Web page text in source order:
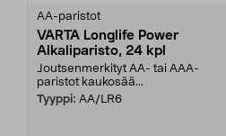
AA-paristot
VARTA Longlife Power
Alkaliparisto, 24 kpl
Joutsenmerkityt AA- tai AAA-
paristot kaukosää...
Tyyppi: AA/LR6